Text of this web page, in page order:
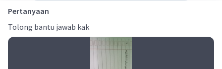
Pertanyaan
Tolong bantu jawab kak